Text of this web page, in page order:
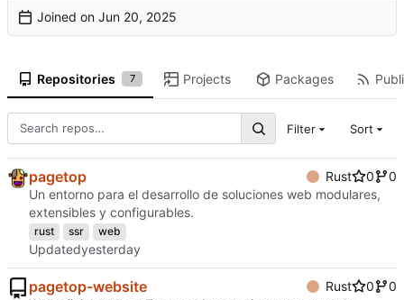
Joined on
Repositories 7 Projects Packages
Filter Sort
pagetop Rust 0
0
Un entorno para el desarrollo de soluciones web modulares,
extensibles y configurables.
rust ssr web
Updated
pagetop-website Rust 0
0